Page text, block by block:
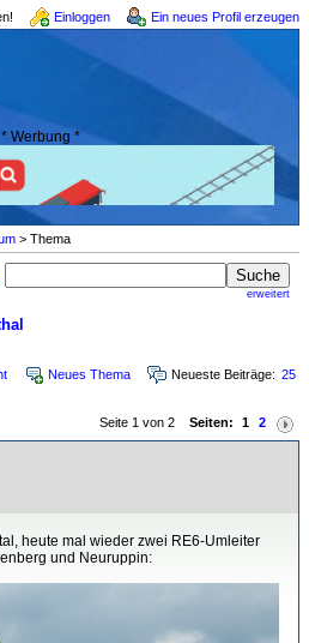
Einloggen Ein neues Profil erzeugen
* Werbung *
> Thema
erweitert
Neues Thema Neueste Beiträge: 25
Seite 1 von 2 Seiten: 1 2
heute mal wieder zwei RE6-Umleiter
und Neuruppin: